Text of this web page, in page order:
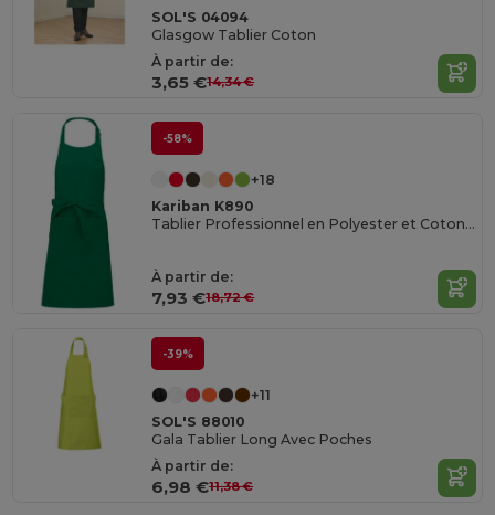
SOL'S 04094
Glasgow Tablier Coton
À partir de:
3,65 €14,34 €
-58%
+18
Kariban K890
Tablier Professionnel en Polyester et Coton avec Poches
À partir de:
7,93 €18,72 €
-39%
+11
SOL'S 88010
Gala Tablier Long Avec Poches
À partir de:
6,98 €11,38 €